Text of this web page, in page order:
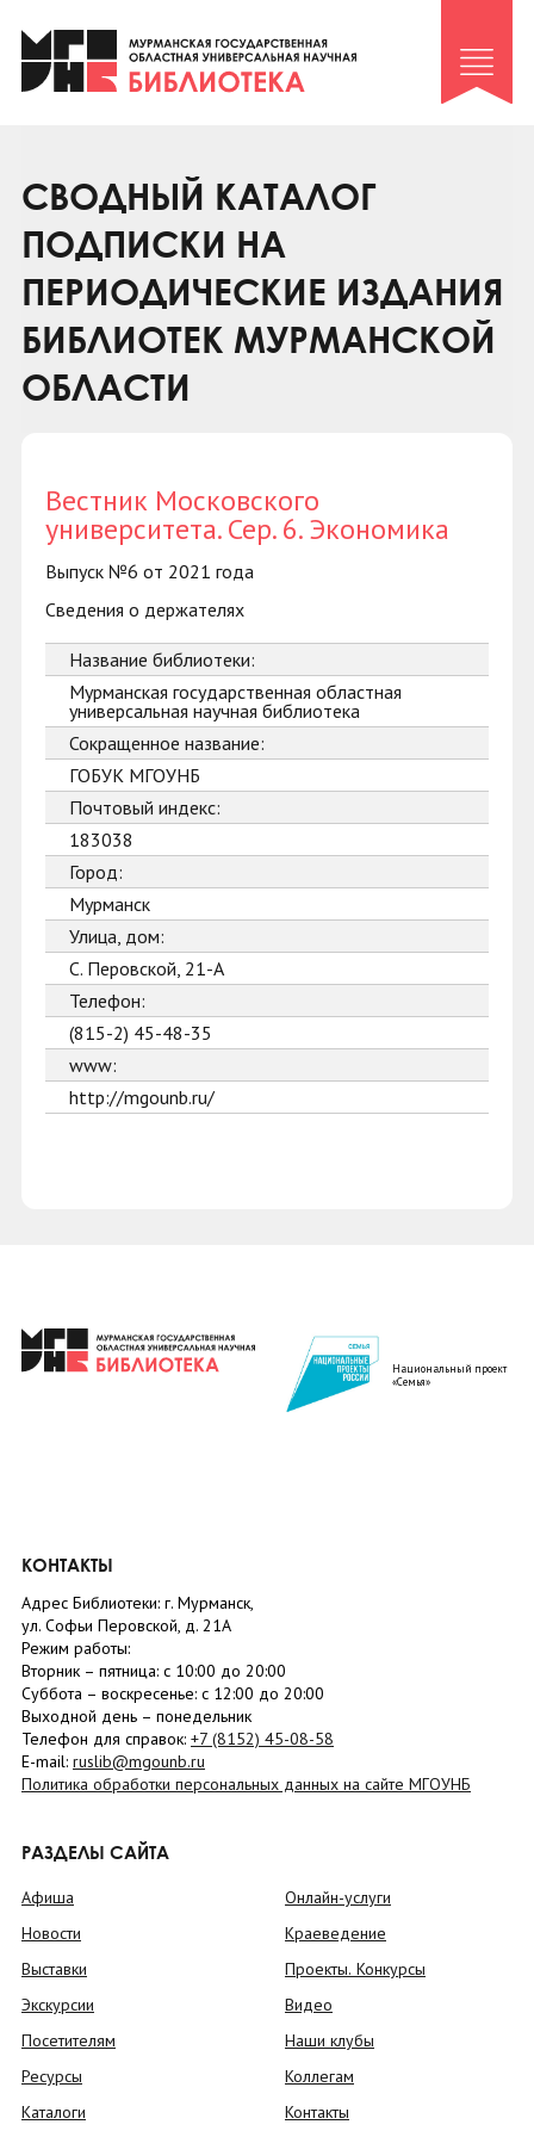
Клуб «Гиря и сельдерей»
Клуб «Семейный архив»
Коллегам
Контакты
СВОДНЫЙ КАТАЛОГ
ПОДПИСКИ НА
ПЕРИОДИЧЕСКИЕ ИЗДАНИЯ
БИБЛИОТЕК МУРМАНСКОЙ
ОБЛАСТИ
Вестник Московского
университета. Сер. 6. Экономика
Выпуск №6 от 2021 года
Сведения о держателях
Название библиотеки:
Мурманская государственная областная
универсальная научная библиотека
Сокращенное название:
ГОБУК МГОУНБ
Почтовый индекс:
183038
Город:
Мурманск
Улица, дом:
С. Перовской, 21-А
Телефон:
(815-2) 45-48-35
www:
http://mgounb.ru/
Национальный проект
«Семья»
КОНТАКТЫ
Адрес Библиотеки: г. Мурманск,
ул. Софьи Перовской, д. 21А
Режим работы:
Вторник – пятница: с 10:00 до 20:00
Суббота – воскресенье: c 12:00 до 20:00
Выходной день – понедельник
Телефон для справок: +7 (8152) 45-08-58
E-mail: ruslib@mgounb.ru
Политика обработки персональных данных на сайте МГОУНБ
РАЗДЕЛЫ САЙТА
Афиша
Новости
Выставки
Экскурсии
Посетителям
Ресурсы
Каталоги
Онлайн-услуги
Краеведение
Проекты. Конкурсы
Видео
Наши клубы
Коллегам
Контакты